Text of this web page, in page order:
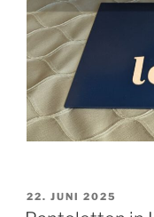
VERÖFFENTLICHT
AM
22. JUNI 2025